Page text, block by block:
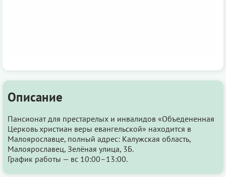
Описание
Пансионат для престарелых и инвалидов «Объедененная
Церковь христиан веры евангельской» находится в
Малоярославце, полный адрес: Калужская область,
Малоярославец, Зелёная улица, 3Б.
График работы — вс 10:00–13:00.